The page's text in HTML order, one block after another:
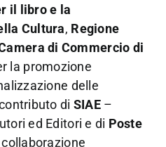
il libro e la
Cultura, Regione
di Commercio di
la promozione
delle
di SIAE –
ed Editori e di Poste